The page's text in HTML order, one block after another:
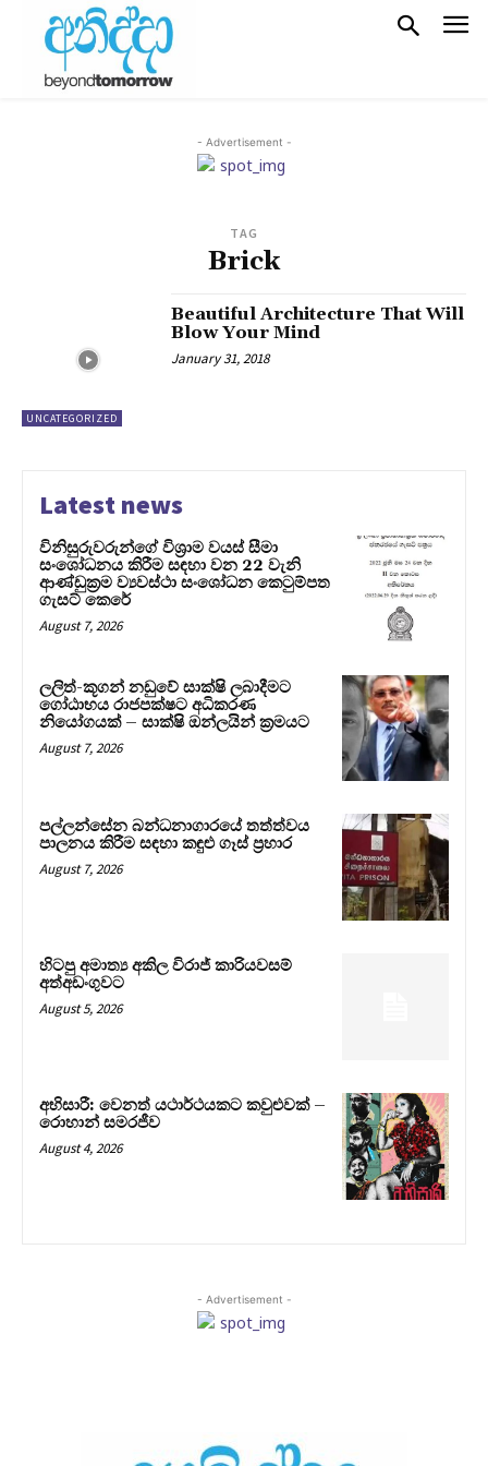
- Advertisement -
TAG
Brick
UNCATEGORIZED
Beautiful Architecture That Will
Blow Your Mind
January 31, 2018
Latest news
විනිසුරුවරුන්ගේ විශ්‍රාම වයස් සීමා
සංශෝධනය කිරීම සඳහා වන 22 වැනි
ආණ්ඩුක්‍රම ව්‍යවස්ථා සංශෝධන කෙටුම්පත
ගැසට් කෙරේ
August 7, 2026
ලලිත්-කූගන් නඩුවේ සාක්ෂි ලබාදීමට
ගෝඨාභය රාජපක්ෂට අධිකරණ
නියෝගයක් – සාක්ෂි ඔන්ලයින් ක්‍රමයට
August 7, 2026
පල්ලන්සේන බන්ධනාගාරයේ තත්ත්වය
පාලනය කිරීම සඳහා කඳුළු ගෑස් ප්‍රහාර
August 7, 2026
හිටපු අමාත්‍ය අකිල විරාජ් කාරියවසම්
අත්අඩංගුවට
August 5, 2026
අභිසාරී: වෙනත් යථාර්ථයකට කවුළුවක් –
රොහාන් සමරජීව
August 4, 2026
- Advertisement -